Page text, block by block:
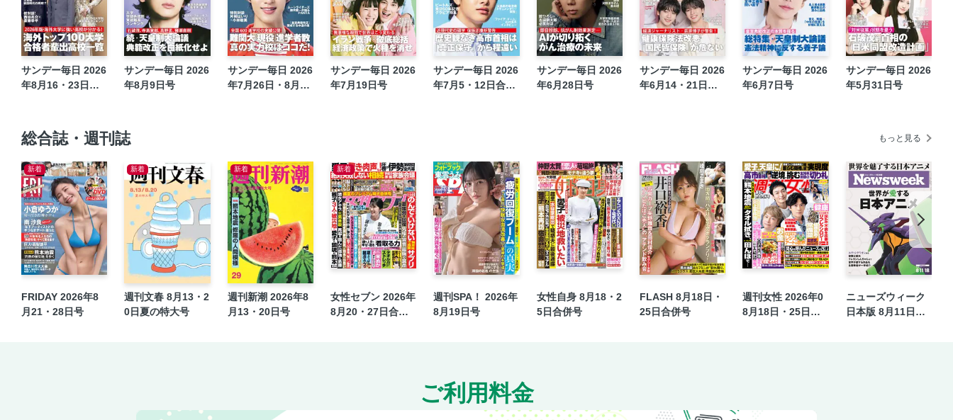
〔京都・時のカケラを探して〕／６ 区民運動会がつなぐ、町と人のこころ＝彬子女
〔新・炉辺の風おと〕／１９２ 再生する／４＝梨木香歩
〔大学入試〕国公立・私立３２４大学 ４大模試最新難易度 文系編 文系学部全般
で志望者増加 実学系学部が人気をけん引
〔流星の旅人〕第１３回＝天童荒太
〔ラブＹＯＵ川柳〕／３０９ 新垣紀子選
〔サンデー俳句王〕今週の兼題 帰り花、袋（無季）
〔大学入試〕新時代の大学入試「大推薦時代」を攻略する！／下 難関大に合格する
子が「高１・高２」でやっていること
〔古家正亨の韓謝韓激〕／４１ 映画館は誰のものか！？議論沸くきっかけとは
「青春を過ごした町角を音楽であふれさせたい」
〔えびすごろく〕／１１２ サプライズ＝蛭子能収
新たな景色を目にできたら＝山田美保子
〔社告〕佐谷秀行『がんが気になったら読む本 生きぬくための最新医学』
サンデー毎日 2026
年8月16・23日合
サンデー毎日 2026
年8月9日号
サンデー毎日 2026
年7月26日・8月2
サンデー毎日 2026
年7月19日号
サンデー毎日 2026
年7月5・12日合併
サンデー毎日 2026
年6月28日号
サンデー毎日 2026
年6月14・21日合
サンデー毎日 2026
年6月7日号
サンデー毎日 2026
年5月31日号
総合誌・週刊誌 もっと見る
新着
FRIDAY 2026年8
月21・28日号
新着
週刊文春 8月13・2
0日夏の特大号
新着
週刊新潮 2026年8
月13・20日号
新着
女性セブン 2026年
8月20・27日合併
週刊SPA！ 2026年
8月19日号
女性自身 8月18・2
5日合併号
FLASH 8月18日・
25日合併号
週刊女性 2026年0
8月18日・25日合
ニューズウィーク
日本版 8月11日・1
ご利用料金